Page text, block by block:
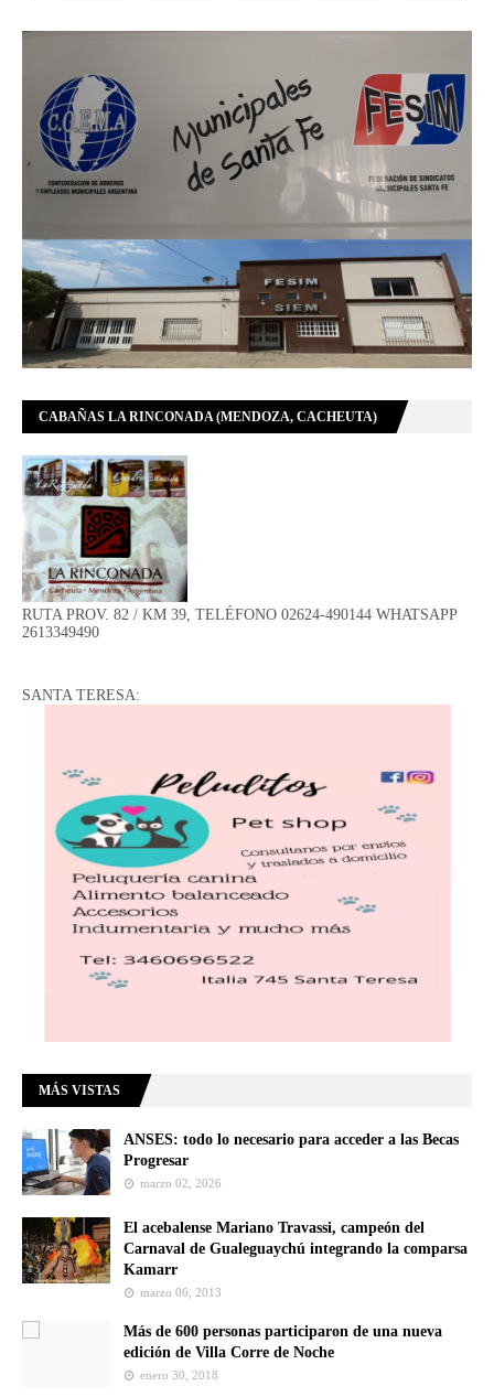
CABAÑAS LA RINCONADA (MENDOZA, CACHEUTA)
RUTA PROV. 82 / KM 39, TELÉFONO 02624-490144 WHATSAPP
2613349490
SANTA TERESA:
MÁS VISTAS
ANSES: todo lo necesario para acceder a las Becas
Progresar
marzo 02, 2026
El acebalense Mariano Travassi, campeón del
Carnaval de Gualeguaychú integrando la comparsa
Kamarr
marzo 06, 2013
Más de 600 personas participaron de una nueva
edición de Villa Corre de Noche
enero 30, 2018